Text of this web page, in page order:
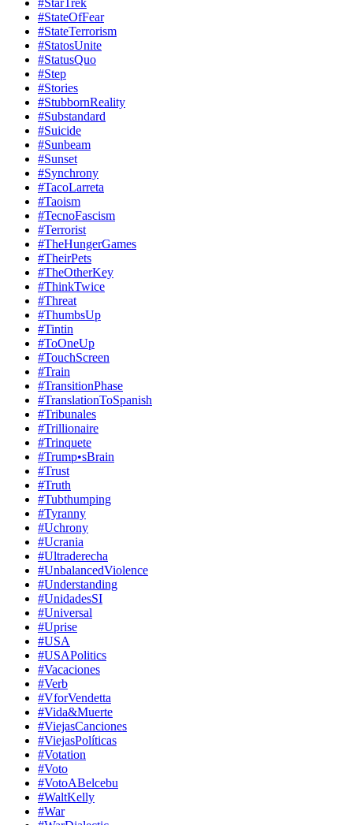
#StarTrek
#StateOfFear
#StateTerrorism
#StatosUnite
#StatusQuo
#Step
#Stories
#StubbornReality
#Substandard
#Suicide
#Sunbeam
#Sunset
#Synchrony
#TacoLarreta
#Taoism
#TecnoFascism
#Terrorist
#TheHungerGames
#TheirPets
#TheOtherKey
#ThinkTwice
#Threat
#ThumbsUp
#Tintin
#ToOneUp
#TouchScreen
#Train
#TransitionPhase
#TranslationToSpanish
#Tribunales
#Trillionaire
#Trinquete
#Trump•sBrain
#Trust
#Truth
#Tubthumping
#Tyranny
#Uchrony
#Ucrania
#Ultraderecha
#UnbalancedViolence
#Understanding
#UnidadesSI
#Universal
#Uprise
#USA
#USAPolitics
#Vacaciones
#Verb
#VforVendetta
#Vida&Muerte
#ViejasCanciones
#ViejasPolíticas
#Votation
#Voto
#VotoABelcebu
#WaltKelly
#War